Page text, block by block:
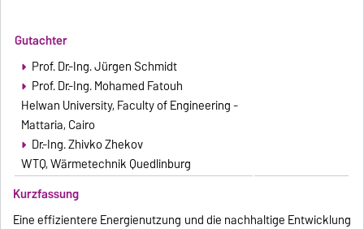
Gutachter
Prof. Dr.-Ing. Jürgen Schmidt
Prof. Dr.-Ing. Mohamed Fatouh
Helwan University, Faculty of Engineering -
Mattaria, Cairo
Dr.-Ing. Zhivko Zhekov
WTQ, Wärmetechnik Quedlinburg
Kurzfassung
Eine effizientere Energienutzung und die nachhaltige Entwicklung